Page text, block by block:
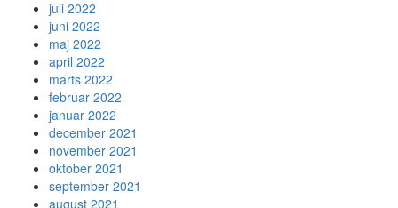
juli 2022
juni 2022
maj 2022
april 2022
marts 2022
februar 2022
januar 2022
december 2021
november 2021
oktober 2021
september 2021
august 2021